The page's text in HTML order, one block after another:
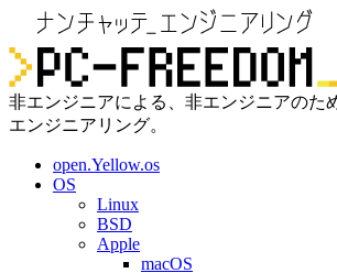
非エンジニアによる、非エンジニアのた
エンジニアリング。
open.Yellow.os
OS
Linux
BSD
Apple
macOS